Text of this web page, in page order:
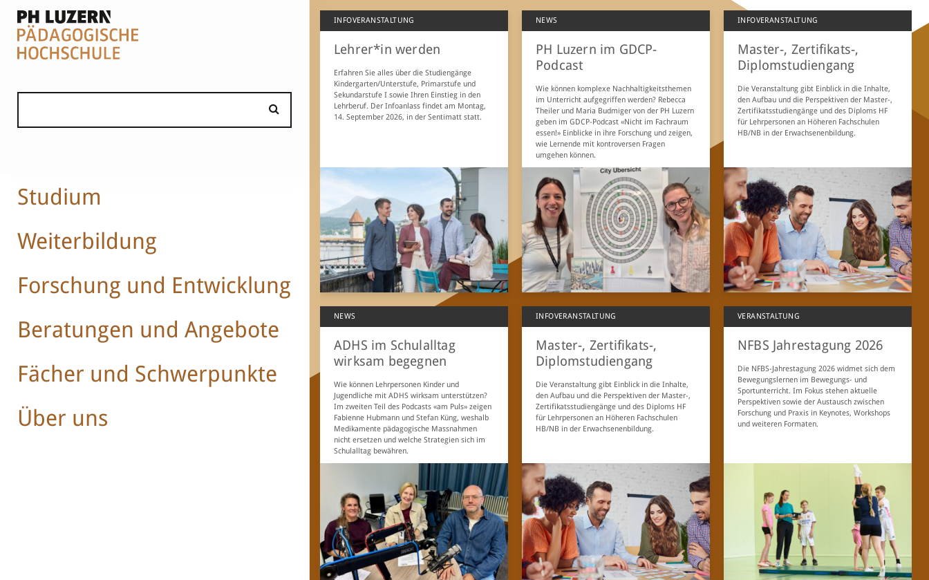
Studium
Weiterbildung
Forschung und Entwicklung
Beratungen und Angebote
Fächer und Schwerpunkte
Über uns
INFOVERANSTALTUNG
Lehrer*in werden
Erfahren Sie alles über die Studiengänge
Kindergarten/Unterstufe, Primarstufe und
Sekundarstufe I sowie Ihren Einstieg in den
Lehrberuf. Der Infoanlass findet am Montag,
14. September 2026, in der Sentimatt statt.
NEWS
PH Luzern im GDCP-
Podcast
Wie können komplexe Nachhaltigkeitsthemen
im Unterricht aufgegriffen werden? Rebecca
Theiler und Maria Budmiger von der PH Luzern
geben im GDCP-Podcast «Nicht im Fachraum
essen!» Einblicke in ihre Forschung und zeigen,
wie Lernende mit kontroversen Fragen
umgehen können.
INFOVERANSTALTUNG
Master-, Zertifikats-,
Diplomstudiengang
Die Veranstaltung gibt Einblick in die Inhalte,
den Aufbau und die Perspektiven der Master-,
Zertifikatsstudiengänge und des Diploms HF
für Lehrpersonen an Höheren Fachschulen
HB/NB in der Erwachsenenbildung.
NEWS
ADHS im Schulalltag
wirksam begegnen
Wie können Lehrpersonen Kinder und
Jugendliche mit ADHS wirksam unterstützen?
Im zweiten Teil des Podcasts «am Puls» zeigen
Fabienne Hubmann und Stefan Küng, weshalb
Medikamente pädagogische Massnahmen
nicht ersetzen und welche Strategien sich im
Schulalltag bewähren.
INFOVERANSTALTUNG
Master-, Zertifikats-,
Diplomstudiengang
Die Veranstaltung gibt Einblick in die Inhalte,
den Aufbau und die Perspektiven der Master-,
Zertifikatsstudiengänge und des Diploms HF
für Lehrpersonen an Höheren Fachschulen
HB/NB in der Erwachsenenbildung.
VERANSTALTUNG
NFBS Jahrestagung 2026
Die NFBS-Jahrestagung 2026 widmet sich dem
Bewegungslernen im Bewegungs- und
Sportunterricht. Im Fokus stehen aktuelle
Perspektiven sowie der Austausch zwischen
Forschung und Praxis in Keynotes, Workshops
und weiteren Formaten.